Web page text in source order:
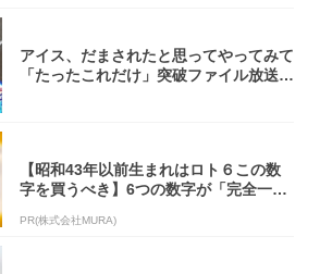
アイス、だまされたと思ってやってみて
「たったこれだけ」突破ファイル放送で
【昭和43年以前生まれはロト６この数
字を買うべき】6つの数字が「完全一
PR(株式会社MURA)